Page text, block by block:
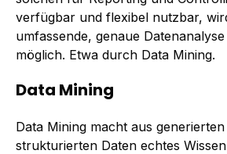
verfügbar und flexibel nutzbar,
umfassende, genaue
möglich. Etwa durch Data Mining.
Data Mining
Data Mining macht aus
strukturierten Daten echtes